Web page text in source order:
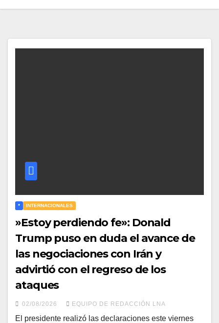
* INTERNACIONALES
​»Estoy perdiendo fe»: Donald
Trump puso en duda el avance de
las negociaciones con Irán y
advirtió con el regreso de los
ataques
02/08/2026 EQUIPO DE REDACCIÓN LNA
​El presidente realizó las declaraciones este viernes